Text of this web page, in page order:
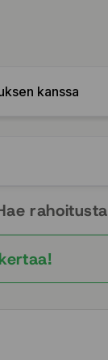
kanssa
rahoitusta